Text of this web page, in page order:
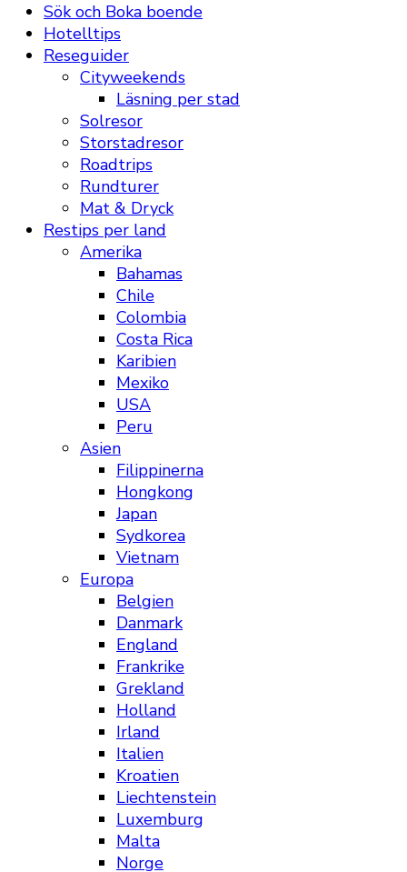
Sök och Boka boende
Hotelltips
Reseguider
Cityweekends
Läsning per stad
Solresor
Storstadresor
Roadtrips
Rundturer
Mat & Dryck
Restips per land
Amerika
Bahamas
Chile
Colombia
Costa Rica
Karibien
Mexiko
USA
Peru
Asien
Filippinerna
Hongkong
Japan
Sydkorea
Vietnam
Europa
Belgien
Danmark
England
Frankrike
Grekland
Holland
Irland
Italien
Kroatien
Liechtenstein
Luxemburg
Malta
Norge